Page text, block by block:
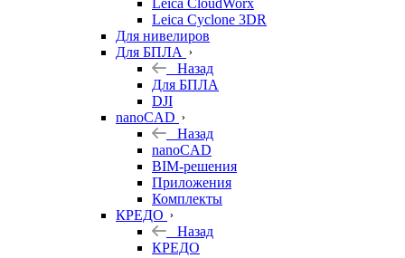
Leica CloudWorx
Leica Cyclone 3DR
Для нивелиров
Для БПЛА
Назад
Для БПЛА
DJI
nanoCAD
Назад
nanoCAD
BIM-решения
Приложения
Комплекты
КРЕДО
Назад
КРЕДО